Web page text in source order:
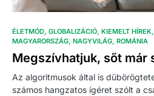
ÉLETMÓD GLOBALIZÁCIÓ KIEMELT HÍREK
MAGYARORSZÁG NAGYVILÁG ROMÁNIA
Megszívhatjuk, sőt már
Az algoritmusok által is
számos hangzatos ígéret szólt a